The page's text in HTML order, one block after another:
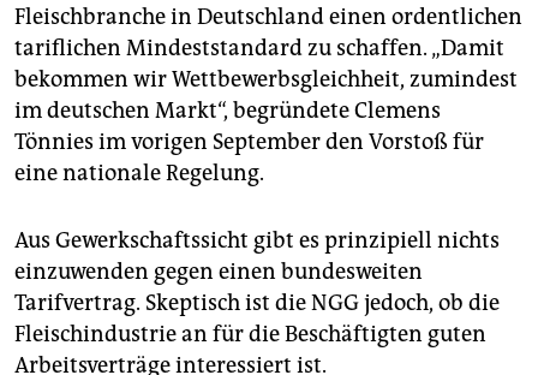
Fleischbranche in Deutschland einen ordentlichen
tariflichen Mindeststandard zu schaffen. „Damit
bekommen wir Wettbewerbsgleichheit, zumindest
im deutschen Markt“, begründete Clemens
Tönnies im vorigen September den Vorstoß für
eine natio­nale Regelung.
Aus Gewerkschaftssicht gibt es prinzipiell nichts
einzuwenden gegen einen bundesweiten
Tarifvertrag. Skeptisch ist die NGG jedoch, ob die
Fleischindustrie an für die Beschäftigten guten
Arbeitsverträge interessiert ist.